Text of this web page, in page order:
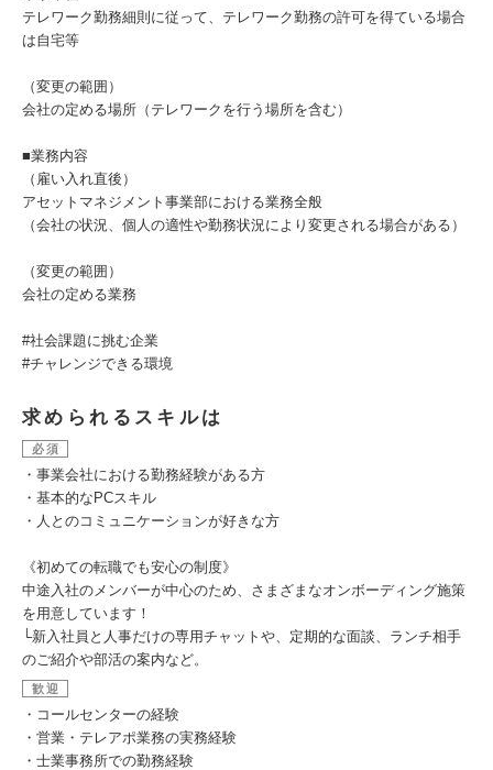
テレワーク勤務細則に従って、テレワーク勤務の許可を得ている場合
は自宅等
（変更の範囲）
会社の定める場所（テレワークを行う場所を含む）
■業務内容
（雇い入れ直後）
アセットマネジメント事業部における業務全般
（会社の状況、個人の適性や勤務状況により変更される場合がある）
（変更の範囲）
会社の定める業務
#社会課題に挑む企業
#チャレンジできる環境
求められるスキルは
必須
・事業会社における勤務経験がある方
・基本的なPCスキル
・人とのコミュニケーションが好きな方
《初めての転職でも安心の制度》
中途入社のメンバーが中心のため、さまざまなオンボーディング施策
を用意しています！
└新入社員と人事だけの専用チャットや、定期的な面談、ランチ相手
のご紹介や部活の案内など。
歓迎
・コールセンターの経験
・営業・テレアポ業務の実務経験
・士業事務所での勤務経験